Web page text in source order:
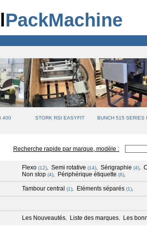
PackMachine
400 STORK RSI EASYFIT BUNCH 515 SERIES
Recherche rapide par marque, modèle :
Flexo (12) Semi rotative (14) Sérigraphie (4)
Non stop (4) Périphérique étiquette (6)
Tambour central (1) Eléments séparés (1)
Les Nouveautés Liste des marques Les